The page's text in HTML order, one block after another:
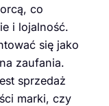
co
i lojalność.
się jako
zaufania.
sprzedaż
marki, czy